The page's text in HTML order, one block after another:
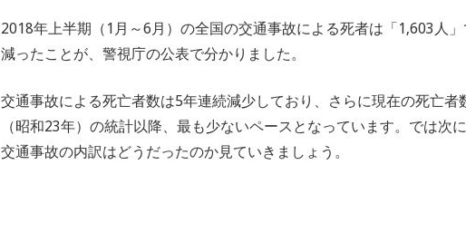
2018年上半期（1月～6月）の全国の交通事故による死者は「1,603人
減ったことが、警視庁の公表で分かりました。
交通事故による死亡者数は5年連続減少しており、さらに現在の死亡
（昭和23年）の統計以降、最も少ないペースとなっています。では次
交通事故の内訳はどうだったのか見ていきましょう。